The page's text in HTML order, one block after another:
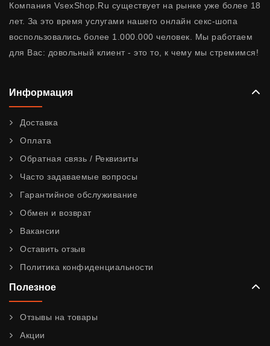
Компания VsexShop.Ru существует на рынке уже более 18
лет. За это время услугами нашего онлайн секс-шопа
воспользовались более 1.000.000 человек. Мы работаем
для Вас: довольный клиент - это то, к чему мы стремимся!
Информация
Доставка
Оплата
Обратная связь / Реквизиты
Часто задаваемые вопросы
Гарантийное обслуживание
Обмен и возврат
Вакансии
Оставить отзыв
Политика конфиденциальности
Полезное
Отзывы на товары
Акции